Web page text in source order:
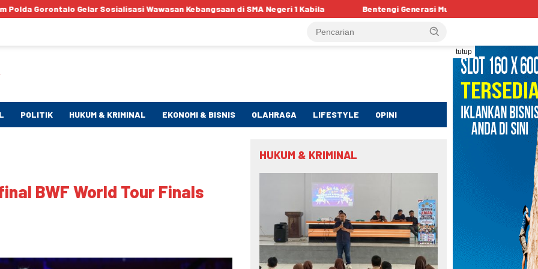
Wawasan Kebangsaan di SMA Negeri 1 Kabila Bentengi Generasi Muda, Satgaswil Gorontalo Edukasi Pelajar
tutup
POLITIK HUKUM & KRIMINAL EKONOMI & BISNIS OLAHRAGA LIFESTYLE OPINI
BWF World Tour Finals
HUKUM & KRIMINAL